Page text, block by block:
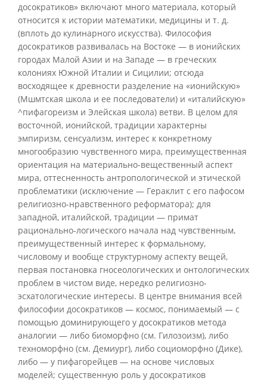
досократиков» включают много материала, который
относится к истории математики, медицины и т. д.
(вплоть до кулинарного искусства). Философия
досократиков развивалась на Востоке — в ионийских
городах Малой Азии и на Западе — в греческих
колониях Южной Италии и Сицилии; отсюда
восходящее к древности разделение на «ионийскую»
(Мшмтская школа и ее последователи) и «италийскую»
^пифагореизм и Элейская школа) ветви. В целом для
восточной, ионийской, традиции характерны
эмпиризм, сенсуализм, интерес к конкретному
многообразию чувственного мира, преимущественная
ориентация на материально-вещественный аспект
мира, оттесненность антропологической и этической
проблематики (исключение — Гераклит с его пафосом
религиозно-нравственного реформатора); для
западной, италийской, традиции — примат
рационально-логического начала над чувственным,
преимущественный интерес к формальному,
числовому и вообще структурному аспекту вещей,
первая постановка гносеологических и онтологических
проблем в чистом виде, нередко религиозно-
эсхатологические интересы. В центре внимания всей
философии досократиков — космос, понимаемый — с
помощью доминирующего у досократиков метода
аналогии — либо биоморфно (см. Гилозоизм), либо
техноморфно (см. Демиург), либо социоморфно (Дике),
либо — у пифагорейцев — на основе числовых
моделей; существенную роль у досократиков